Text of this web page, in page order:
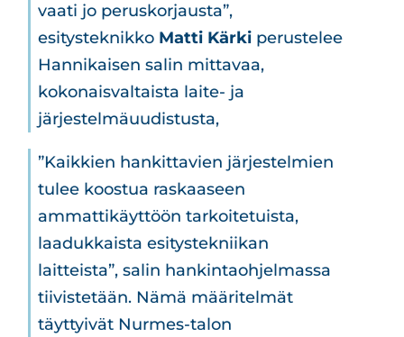
vaati jo peruskorjausta”,
esitysteknikko Matti Kärki perustelee
Hannikaisen salin mittavaa,
kokonaisvaltaista laite- ja
järjestelmäuudistusta,
”Kaikkien hankittavien järjestelmien
tulee koostua raskaaseen
ammattikäyttöön tarkoitetuista,
laadukkaista esitystekniikan
laitteista”, salin hankintaohjelmassa
tiivistetään. Nämä määritelmät
täyttyivät Nurmes-talon